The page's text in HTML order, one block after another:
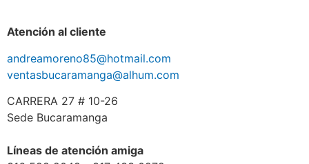
Atención al cliente
andreamoreno85@hotmail.com
ventasbucaramanga@alhum.com
CARRERA 27 # 10-26
Sede Bucaramanga
Líneas de atención amiga